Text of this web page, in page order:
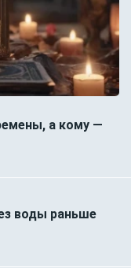
а кому —
воды раньше